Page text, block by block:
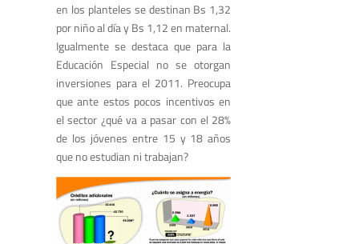
en los planteles se destinan Bs 1,32
por niño al día y Bs 1,12 en maternal.
Igualmente se destaca que para la
Educación Especial no se otorgan
inversiones para el 2011. Preocupa
que ante estos pocos incentivos en
el sector ¿qué va a pasar con el 28%
de los jóvenes entre 15 y 18 años
que no estudian ni trabajan?